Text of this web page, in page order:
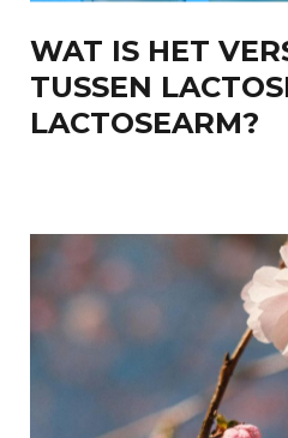
WAT IS HET
TUSSEN
LACTOSEARM?